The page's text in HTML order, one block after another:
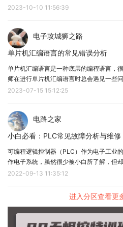
RAM中。
2023-10-10 11:56:39
电子攻城狮之路
单片机汇编语言的常见错误分析
单片机汇编语言是一种底层的编程语言，
师在进行单片机汇编语言时总会遇见一些
聊聊在学习单片机汇编语言时有哪些常见的
感，错误的语法使用会导致编译错误或意想
果。
2023-07-15 15:12:25
电路之家
小白必看：PLC常见故障分析与维修
可编程逻辑控制器（PLC）作为电子工业
作电子系统，虽然很少被小白所了解，但
伤的核心部分，也是电子/电气工程师需要
1、电磁干扰电磁干扰故障常发生在新机床
2022-09-13 11:35:12
进入分区查看更